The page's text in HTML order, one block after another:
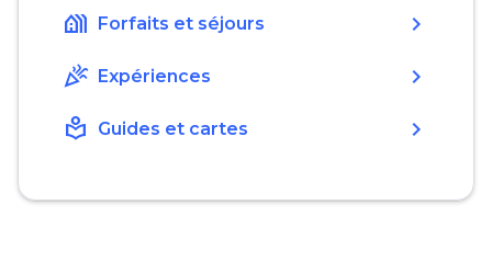
holiday_village Forfaits et séjours chevron_right
celebration Expériences chevron_right
local_library Guides et cartes chevron_right